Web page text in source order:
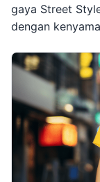
gaya Street
dengan